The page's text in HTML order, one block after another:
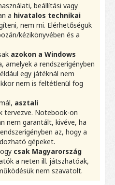
beállítási vagy
a hivatalos technikai
nem mi. Elérhetőségük
kézikönyvében és a
azokon a Windows
amelyek a rendszerigényben
egy játéknál nem
nem is feltétlenül fog
asztali
tervezve. Notebook-on
nem garantált, kivéve, ha
az, hogy a
gépeket.
csak Magyarország
a neten ill. játszhatóak,
nem szavatolt.